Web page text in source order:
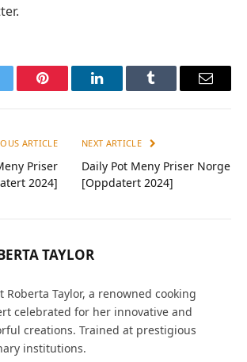
Pinterest LinkedInTumblr Email
ARTICLE
Priser
2024]
NEXT ARTICLE
Daily Pot Meny Priser Norge
[Oppdatert 2024]
TAYLOR
Roberta Taylor, a renowned cooking
celebrated for her innovative and
creations. Trained at prestigious
institutions.